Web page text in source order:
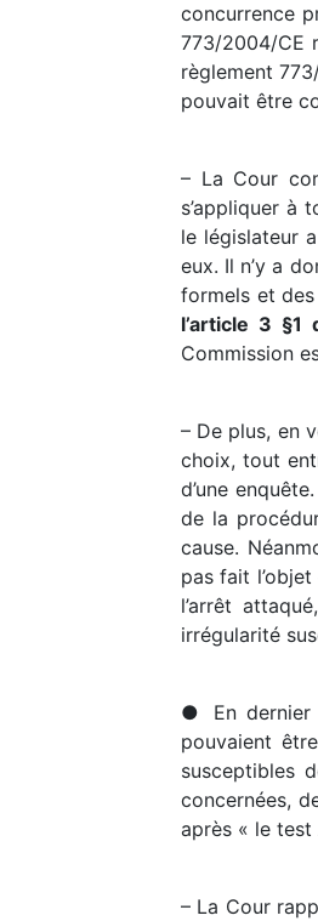
concurrence
773/2004/CE
règlement
pouvait être
– La Cour
s’appliquer à
le législateur
eux. Il n’y a
formels et
l’article 3
Commission
– De plus, en
choix, tout
d’une
de la
cause.
pas fait
l’arrêt
irrégularité
● En dernier
pouvaient
susceptibles
concernées,
après « le test
– La Cour